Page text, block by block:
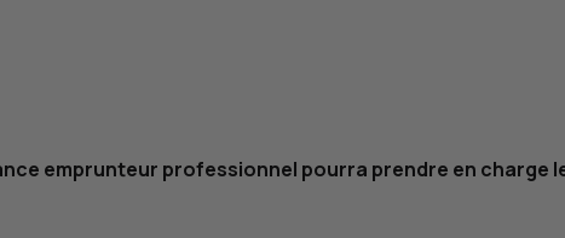
emprunteur professionnel pourra prendre en charge